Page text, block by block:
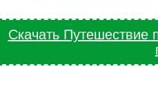
Скачать Путешествие